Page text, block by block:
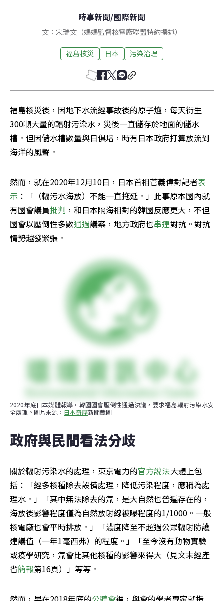
時事新聞/國際新聞
文：宋瑞文（媽媽監督核電廠聯盟特約撰述）
福島核災 日本 污染治理
福島核災後，因地下水流經事故後的原子爐，每天衍生
300噸大量的輻射污染水，災後一直儲存於地面的儲水
槽。但因儲水槽數量與日俱增，時有日本政府打算放流到
海洋的風聲。
然而，就在2020年12月10日，日本首相菅義偉對記者表
示 ：「（輻污水海放）不能一直拖延。」此事原本國內就
有國會議員批判 ，和日本隔海相對的韓國反應更大，不但
國會以壓倒性多數通過議案，地方政府也串連對抗。對抗
情勢越發緊張。
2020年底日本媒體報導，韓國國會壓倒性通過決議，要求福島輻射污染水安
全處理。圖片來源： 日本奇摩新聞截圖
政府與民間看法分歧
關於輻射污染水的處理，東京電力的官方說法大體上包
括：「經多核種除去設備處理，降低污染程度，應稱為處
理水。」「其中無法除去的氚，是大自然也普遍存在的，
海放後影響程度僅為自然放射線被曝程度的1/1000。一般
核電廠也會平時排放。」「濃度降至不超過公眾輻射防護
建議值（一年1毫西弗）的程度。」「至今沒有動物實驗
或疫學研究，氚會比其他核種的影響來得大（見文末經產
省簡報第16頁）」等等。
然而，早在2018年底的公聽會裡，與會的學者專家就指